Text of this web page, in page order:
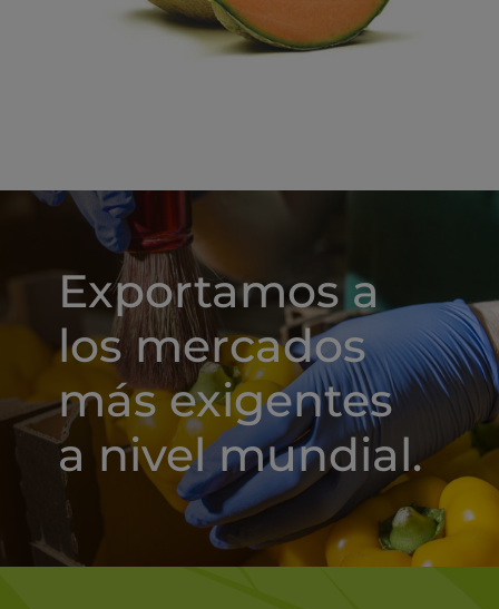
Exportamos a
los mercados
más exigentes
a nivel mundial.